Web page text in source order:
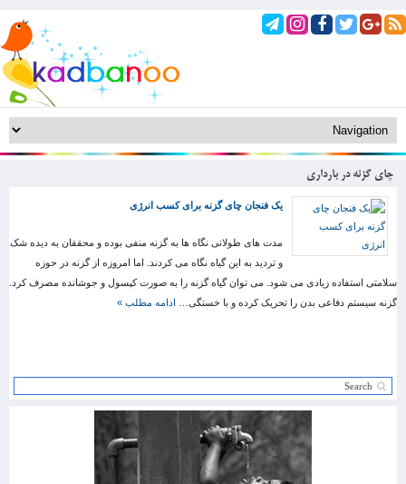
چای گزنه در بارداری
یک فنجان چای گزنه برای کسب انرژی
مدت های طولانی نگاه ها به گزنه منفی بوده و محققان به دیده شک
و تردید به این گیاه نگاه می کردند. اما امروزه از گزنه در حوزه
سلامتی استفاده زیادی می شود. می توان گیاه گزنه را به صورت کپسول و جوشانده مصرف کرد.
گزنه سیستم دفاعی بدن را تحریک کرده و با خستگی… ادامه مطلب »